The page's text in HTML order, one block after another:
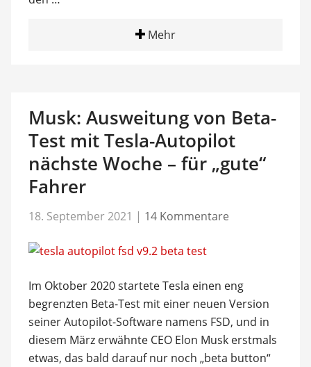
Mehr
Musk: Ausweitung von Beta-
Test mit Tesla-Autopilot
nächste Woche – für „gute“
Fahrer
18. September 2021 | 14 Kommentare
Im Oktober 2020 startete Tesla einen eng
begrenzten Beta-Test mit einer neuen Version
seiner Autopilot-Software namens FSD, und in
diesem März erwähnte CEO Elon Musk erstmals
etwas, das bald darauf nur noch „beta button“